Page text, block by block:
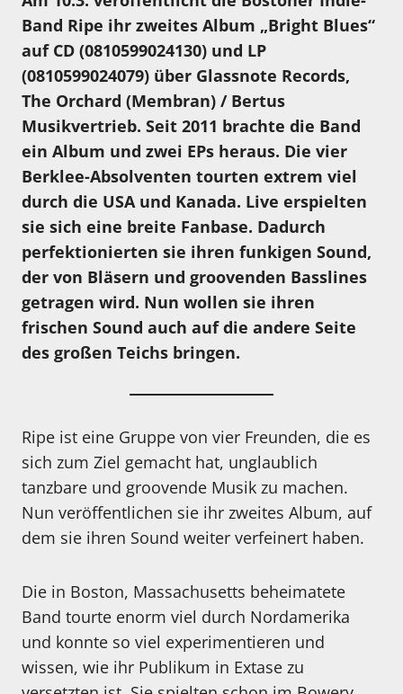
Band Ripe ihr zweites Album „Bright Blues“
auf CD (0810599024130) und LP
(0810599024079) über Glassnote Records,
The Orchard (Membran) / Bertus
Musikvertrieb. Seit 2011 brachte die Band
ein Album und zwei EPs heraus. Die vier
Berklee-Absolventen tourten extrem viel
durch die USA und Kanada. Live erspielten
sie sich eine breite Fanbase. Dadurch
perfektionierten sie ihren funkigen Sound,
der von Bläsern und groovenden Basslines
getragen wird. Nun wollen sie ihren
frischen Sound auch auf die andere Seite
des großen Teichs bringen.
Ripe ist eine Gruppe von vier Freunden, die es
sich zum Ziel gemacht hat, unglaublich
tanzbare und groovende Musik zu machen.
Nun veröffentlichen sie ihr zweites Album, auf
dem sie ihren Sound weiter verfeinert haben.
Die in Boston, Massachusetts beheimatete
Band tourte enorm viel durch Nordamerika
und konnte so viel experimentieren und
wissen, wie ihr Publikum in Extase zu